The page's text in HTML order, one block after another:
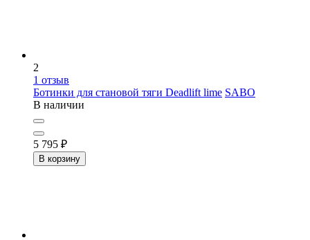
2
1 отзыв
Ботинки для становой тяги Deadlift lime SABO
В наличии
5 795 ₽
В корзину